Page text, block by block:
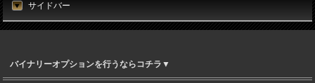
サイドバー
バイナリーオプションを行うならコチラ▼